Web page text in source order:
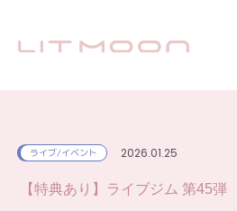
ライブ/イベント 2026.01.25
【特典あり】ライブジム 第45弾